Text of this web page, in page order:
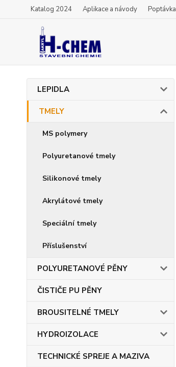
Katalog 2024 Aplikace a návody Poptávka
LEPIDLA
TMELY
MS polymery
Polyuretanové tmely
Silikonové tmely
Akrylátové tmely
Speciální tmely
Příslušenství
POLYURETANOVÉ PĚNY
ČISTIČE PU PĚNY
BROUSITELNÉ TMELY
HYDROIZOLACE
TECHNICKÉ SPREJE A MAZIVA